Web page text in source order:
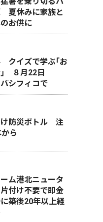
夏休みに家族と
お供に
クイズで学ぶ｢お
８月22日
パシフィコで
け防災ボトル 注
ら
ム港北ニュータ
付け不要で即金
築後20年以上経